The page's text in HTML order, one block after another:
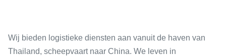
Wij bieden logistieke diensten aan vanuit de haven van
Thailand, scheepvaart naar China. We leven in